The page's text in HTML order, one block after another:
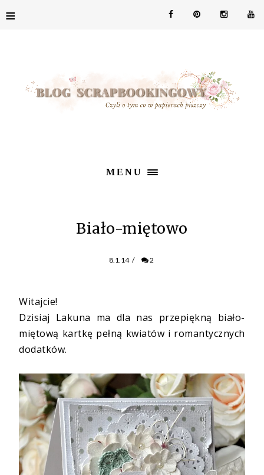
≡
MENU
Biało-miętowo
8.1.14 / 2
Witajcie!
Dzisiaj Lakuna ma dla nas przepiękną biało-
miętową kartkę pełną kwiatów i romantycznych
dodatków.